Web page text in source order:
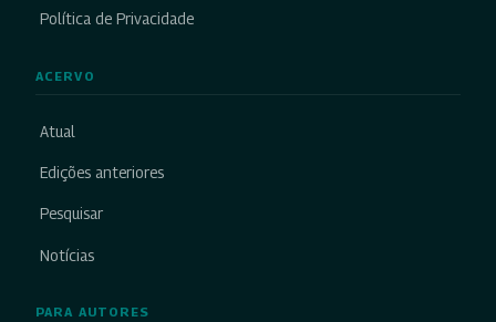
Política de Privacidade
ACERVO
Atual
Edições anteriores
Pesquisar
Notícias
PARA AUTORES